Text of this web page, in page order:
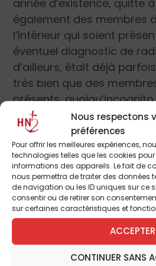
Nous respectons
préférences
Pour offrir les meilleures expériences,
technologies telles que les cookies
informations des appareils. Le fait de
nous permettra de traiter des données
de navigation ou les ID uniques sur ce
consentir ou de retirer son
sur certaines caractéristiques et
ACCEPTER
CONTINUER SANS
année d’existence, quitte
également des membres
l’Intérieur qui soient
éventuel diagnostic de
d’ailleurs, était déjà
très bien que des
présents,
inspections ! Quoiqu’il en
pas que la prise en
élus locaux donne à ses
l’occasion de restreindre
Ces restrictions à la
effectivement présentées
moyen de lutter contre
également d’assurer
l’enseignement dans
et de garantir un certain